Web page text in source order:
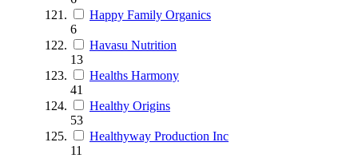
Happy Family Organics
6
Havasu Nutrition
13
Healths Harmony
41
Healthy Origins
53
Healthyway Production Inc
11